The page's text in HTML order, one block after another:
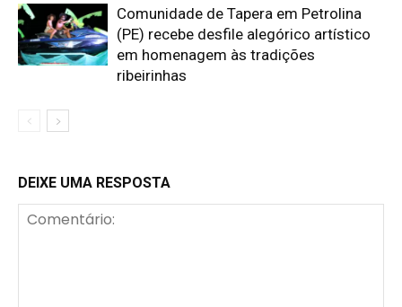
Comunidade de Tapera em Petrolina
(PE) recebe desfile alegórico artístico
em homenagem às tradições
ribeirinhas
DEIXE UMA RESPOSTA